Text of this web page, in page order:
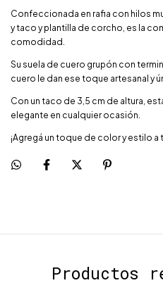
Confeccionada en rafia con hilos
y taco y plantilla de corcho, es la
comodidad.
Su suela de cuero grupón con
cuero le dan ese toque artesanal y
Con un taco de 3,5 cm de altura,
elegante en cualquier ocasión.
¡Agregá un toque de color y estilo
Productos